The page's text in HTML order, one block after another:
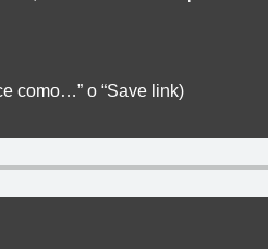
como…” o “Save link)